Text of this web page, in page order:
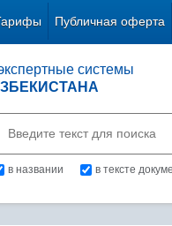
Публичная оферта
системы
в названии в тексте